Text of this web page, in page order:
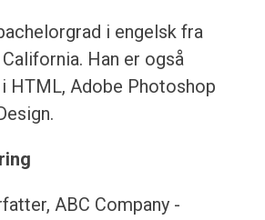
i engelsk fra
Han er også
HTML, Adobe Photoshop
ABC Company -